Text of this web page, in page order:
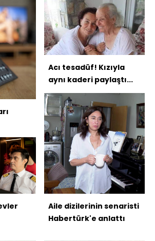
Acı tesadüf! Kızıyla
aynı kaderi paylaştı...
Aile dizilerinin senaristi
Habertürk'e anlattı